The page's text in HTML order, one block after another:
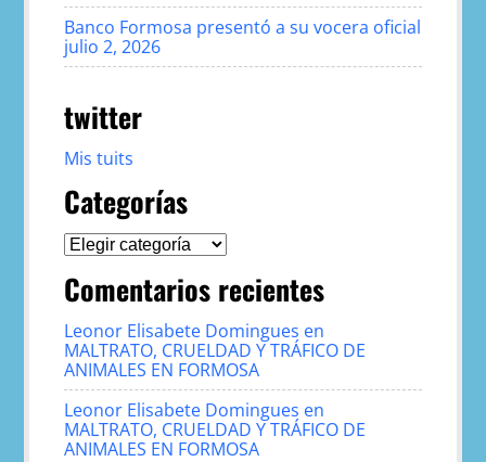
Banco Formosa presentó a su vocera oficial
julio 2, 2026
twitter
Mis tuits
Categorías
Categorías
Comentarios recientes
Leonor Elisabete Domingues en
MALTRATO, CRUELDAD Y TRÁFICO DE
ANIMALES EN FORMOSA
Leonor Elisabete Domingues en
MALTRATO, CRUELDAD Y TRÁFICO DE
ANIMALES EN FORMOSA